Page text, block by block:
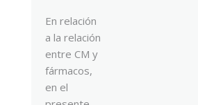
En relación
a la relación
entre CM y
fármacos,
en el